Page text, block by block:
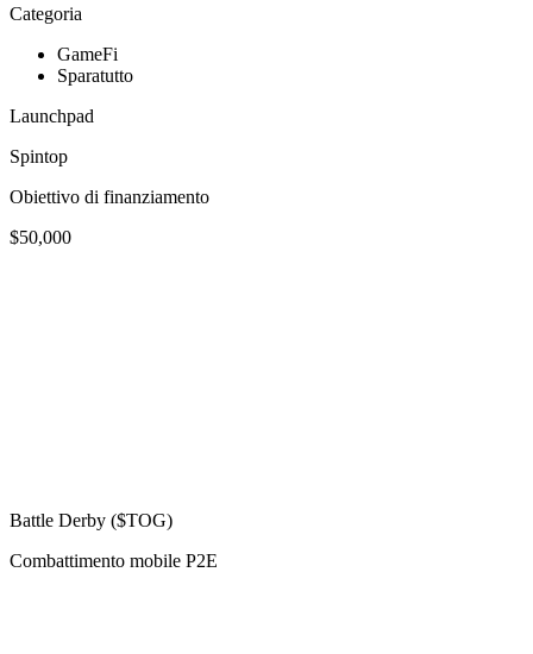
Categoria
GameFi
Sparatutto
Launchpad
Spintop
Obiettivo di finanziamento
$50,000
Battle Derby ($TOG)
Combattimento mobile P2E